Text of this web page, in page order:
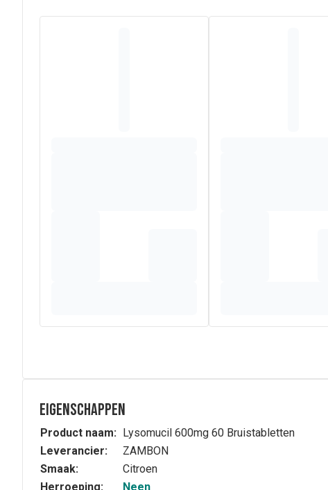
Eigenschappen
Product naam: Lysomucil 600mg 60 Bruistabletten
Leverancier:
ZAMBON
Smaak:
Citroen
Herroeping:
Neen